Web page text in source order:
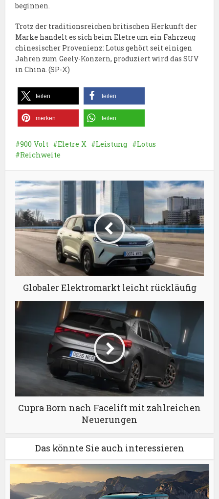
beginnen.
Trotz der traditionsreichen britischen Herkunft der
Marke handelt es sich beim Eletre um ein Fahrzeug
chinesischer Provenienz: Lotus gehört seit einigen
Jahren zum Geely-Konzern, produziert wird das SUV
in China. (SP-X)
teilen teilen
merken teilen
900 Volt Eletre X Leistung
Lotus
Reichweite
Globaler Elektromarkt leicht rückläufig
Cupra Born nach Facelift mit zahlreichen
Neuerungen
Das könnte Sie auch interessieren